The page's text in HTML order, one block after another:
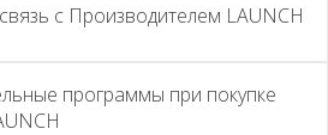
с Производителем LAUNCH
программы при покупке